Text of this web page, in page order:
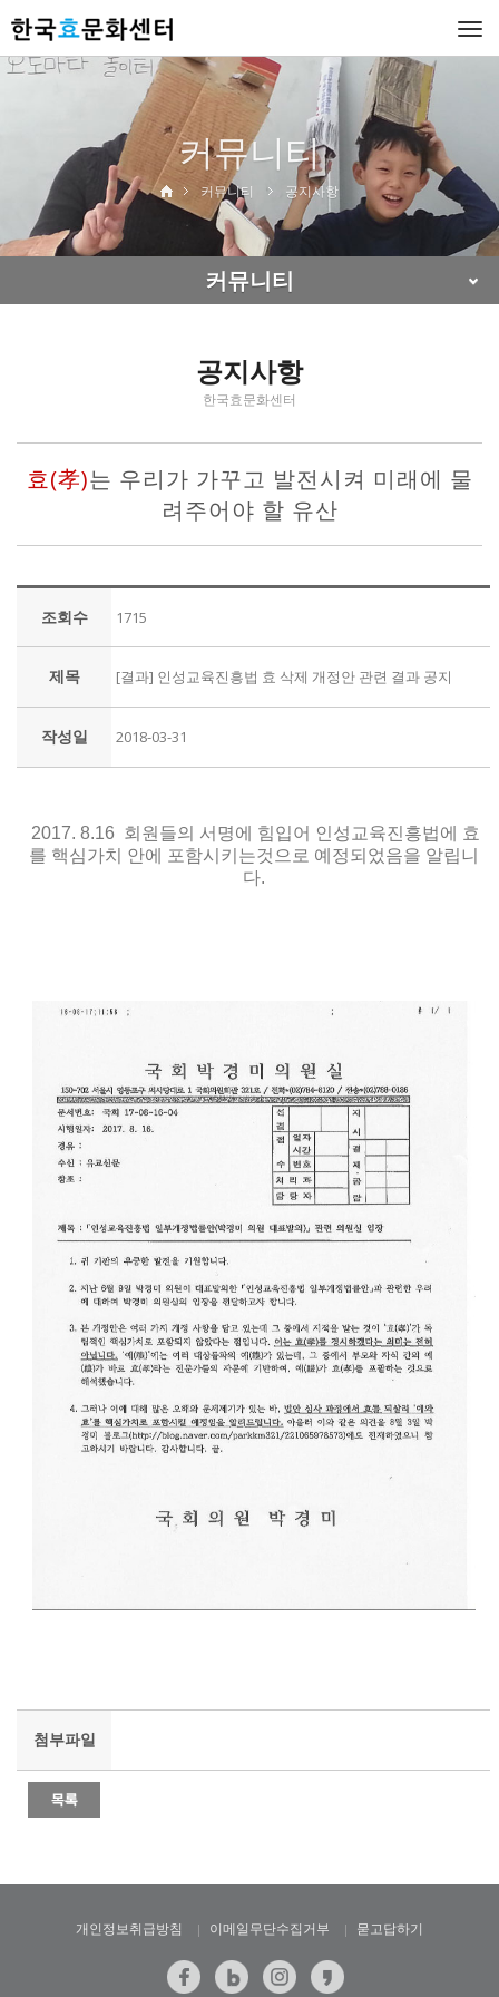
커뮤니티
커뮤니티 공지사항
커뮤니티
공지사항
한국효문화센터
효(孝)는 우리가 가꾸고 발전시켜 미래에 물
려주어야 할 유산
조회수 1715
제목 [결과] 인성교육진흥법 효 삭제 개정안 관련 결과 공지
작성일 2018-03-31
2017. 8.16 회원들의 서명에 힘입어 인성교육진흥법에 효
를 핵심가치 안에 포함시키는것으로 예정되었음을 알립니
다.
첨부파일
개인정보취급방침 이메일무단수집거부 묻고답하기